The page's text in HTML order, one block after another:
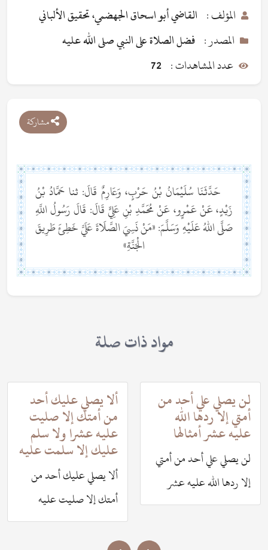
المؤلف : القاضي أبو اسحاق الجهضمي، تحقيق الألباني
المصدر : فضل الصلاة على النبي صلى الله عليه
عدد المشاهدات : 72
مشاركة
حَدَّثَنَا سُلَيْمَانُ بْنُ حَرْبٍ، وَعَارِمٌ قَالَ: ثنا حَمَّادُ بْنُ
زَيْدٍ، عَنْ عَمْرٍو، عَنْ مُحَمَّدِ بْنِ عَلِيٍّ قَالَ: قَالَ رَسُولُ اللَّهِ
صَلَّى اللهُ عَلَيْهِ وَسَلَّمَ: «مَنْ نَسِيَ الصَّلَاةَ عَلَيَّ خَطِئَ طَرِيقَ
الْجَنَّةِ»
مواد ذات صلة
لن يصلي علي أحد من
أمتي إلا ردها الله
عليه عشر أمثالها
لن يصلي علي أحد من أمتي
إلا ردها الله عليه عشر
أمثالها
ألا يصلي عليك أحد
من أمتك إلا صليت
عليه عشرا ولا سلم
عليك إلا سلمت عليه
ألا يصلي عليك أحد من
أمتك إلا صليت عليه
عشرا ولا سلم عليك إلا